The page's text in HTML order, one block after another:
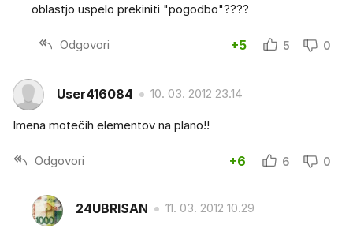
oblastjo uspelo prekiniti "pogodbo"????
Odgovori +5 5 0
User416084 10. 03. 2012 23.14
Imena motečih elementov na plano!!
Odgovori +6 6 0
24UBRISAN 11. 03. 2012 10.29